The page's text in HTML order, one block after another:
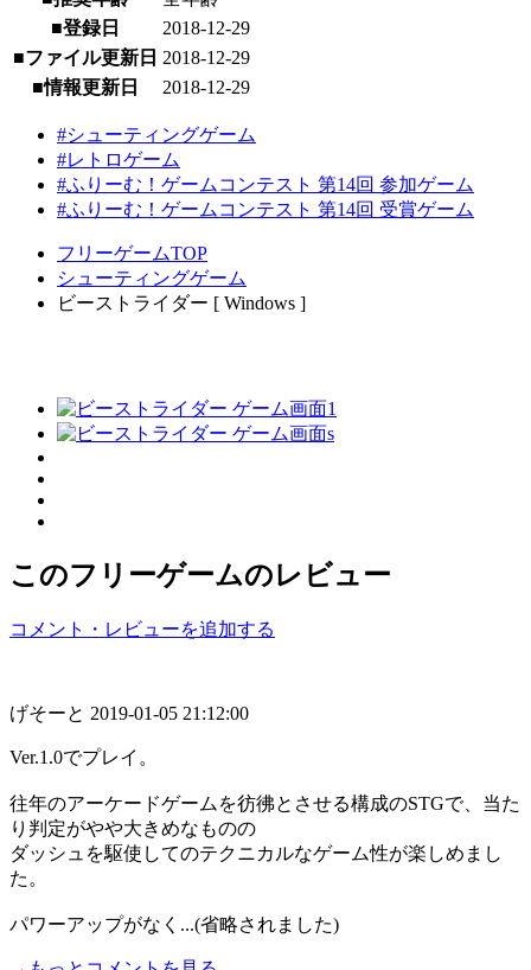
■登録日
2018-12-29
■ファイル更新日 2018-12-29
■情報更新日
2018-12-29
#シューティングゲーム
#レトロゲーム
#ふりーむ！ゲームコンテスト 第14回 参加ゲーム
#ふりーむ！ゲームコンテスト 第14回 受賞ゲーム
フリーゲームTOP
シューティングゲーム
ビーストライダー [ Windows ]
このフリーゲームのレビュー
コメント・レビューを追加する
げそーと 2019-01-05 21:12:00
Ver.1.0でプレイ。
往年のアーケードゲームを彷彿とさせる構成のSTGで、当た
り判定がやや大きめなものの
ダッシュを駆使してのテクニカルなゲーム性が楽しめまし
た。
パワーアップがなく...(省略されました)